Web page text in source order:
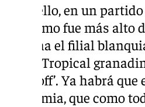
Todo ello, en un
y el ritmo fue más
semana el filial
Costa Tropical
‘play-off’. Ya habrá
Academia, que como